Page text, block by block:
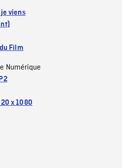
je viens
Film
Numérique
x 1080